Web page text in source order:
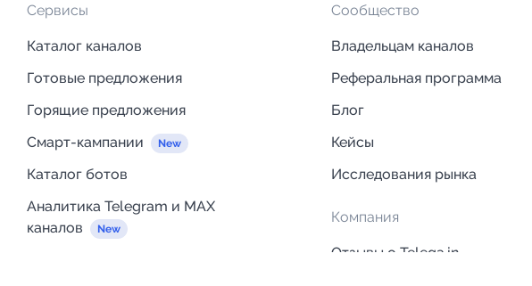
Сервисы
Каталог каналов
Готовые предложения
Горящие предложения
Смарт-кампании
Каталог ботов
Аналитика Telegram и MAX
каналов
Сообщество
Владельцам каналов
Реферальная программа
Блог
Кейсы
Исследования рынка
Компания
Отзывы о Telega.in